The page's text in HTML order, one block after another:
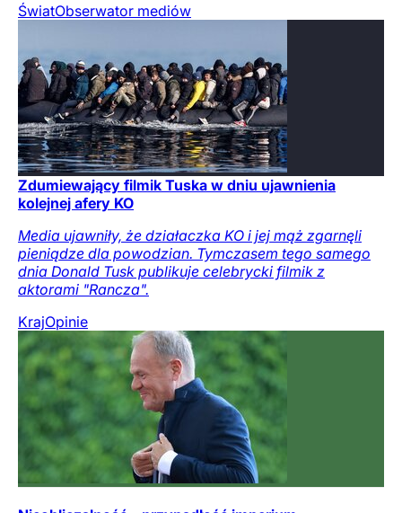
ŚwiatObserwator mediów
Zdumiewający filmik Tuska w dniu ujawnienia
kolejnej afery KO
Media ujawniły, że działaczka KO i jej mąż zgarnęli
pieniądze dla powodzian. Tymczasem tego samego
dnia Donald Tusk publikuje celebrycki filmik z
aktorami "Rancza".
KrajOpinie